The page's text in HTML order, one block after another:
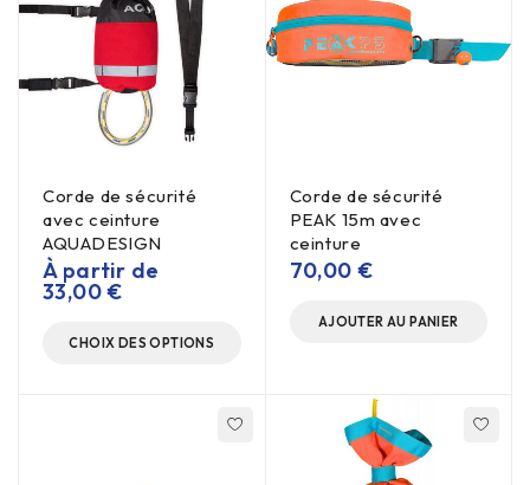
Corde de sécurité
avec ceinture
AQUADESIGN
À partir de
33,00€
CHOIX DES OPTIONS
Corde de sécurité
PEAK 15m avec
ceinture
70,00 €
AJOUTER AU PANIER